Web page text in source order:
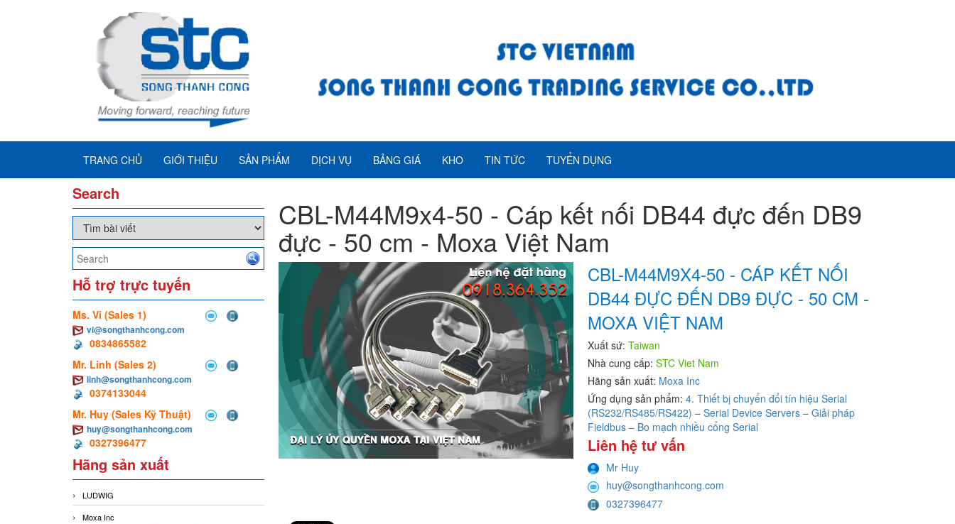
TRANG CHỦ GIỚI THIỆU SẢN PHẨM DỊCH VỤ BẢNG GIÁ KHO TIN TỨC TUYỂN DỤNG
Search
Hỗ trợ trực tuyến
Ms. Vi (Sales 1)
vi@songthanhcong.com
0834865582
Mr. Linh (Sales 2)
linh@songthanhcong.com
0374133044
Mr. Huy (Sales Kỹ Thuật)
huy@songthanhcong.com
0327396477
Hãng sản xuất
LUDWIG
Moxa Inc
CBL-M44M9x4-50 - Cáp kết nối DB44 đực đến DB9
đực - 50 cm - Moxa Việt Nam
CBL-M44M9X4-50 - CÁP KẾT NỐI
DB44 ĐỰC ĐẾN DB9 ĐỰC - 50 CM -
MOXA VIỆT NAM
Xuất sứ: Taiwan
Nhà cung cấp: STC Viet Nam
Hãng sản xuất: Moxa Inc
Ứng dụng sản phẩm: 4. Thiết bị chuyển đổi tín hiệu Serial
(RS232/RS485/RS422) – Serial Device Servers – Giải pháp
Fieldbus – Bo mạch nhiều cổng Serial
Liên hệ tư vấn
Mr Huy
huy@songthanhcong.com
0327396477